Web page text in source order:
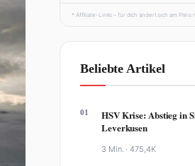
* Affiliate-Links – für dich ändert sich am Preis
Beliebte Artikel
01
HSV Krise: Abstieg in
Leverkusen
3 Min. ·475,4K